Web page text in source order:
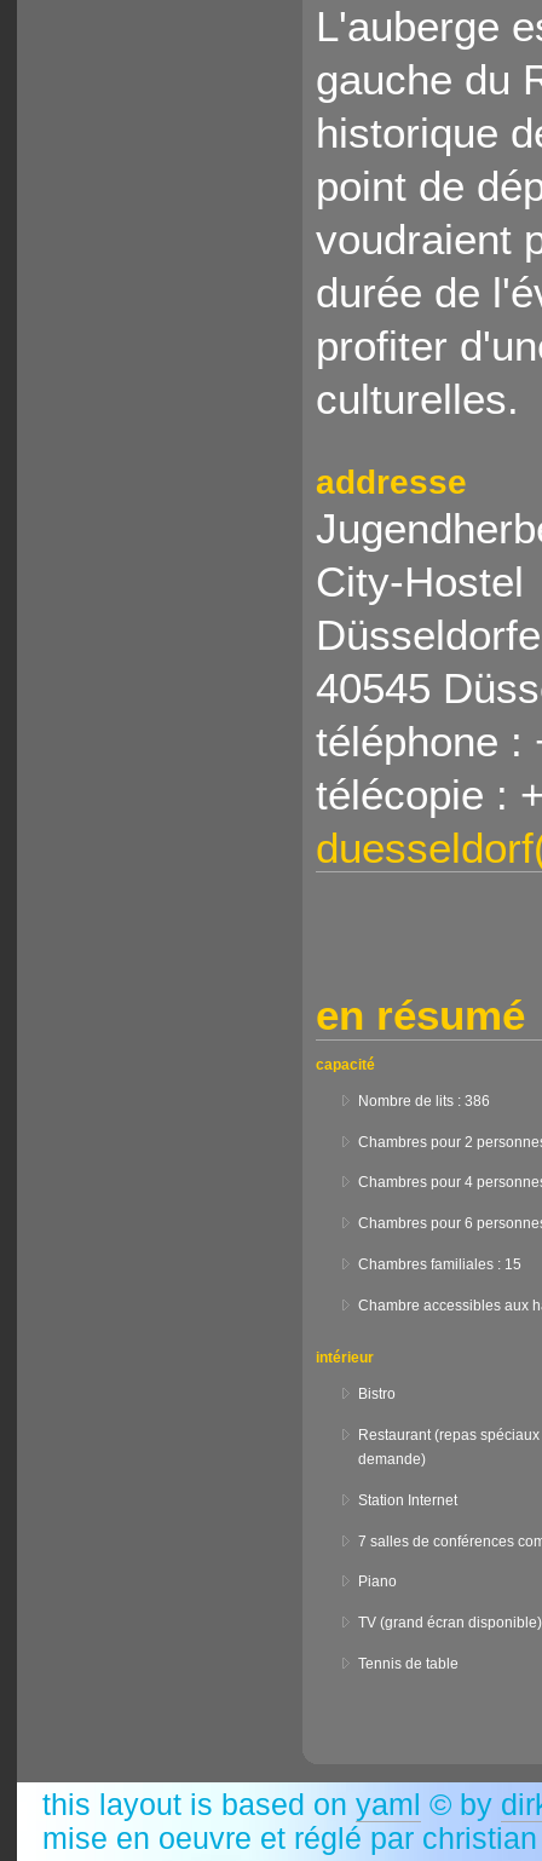
L'auberge
gauche du
historique
point de
voudraient
durée de
profiter
culturelles.
addresse
City-Hostel
40545
téléphone :
télécopie :
en résumé
capacité
Nombre de lits : 386
Chambres pour 2
Chambres pour 4
Chambres pour 6
Chambres familiales : 15
Chambre accessibles aux
intérieur
Bistro
Restaurant (repas
demande)
Station Internet
7 salles de conférences
Piano
TV (grand écran disponible)
Tennis de table
this layout is based on yaml © by
mise en oeuvre et réglé par